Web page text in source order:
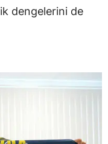
dengelerini de